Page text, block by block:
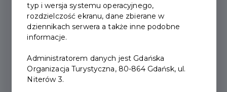
System FALA i Karta
Mieszkańca – wszystko, co
musisz wiedzieć
typ i wersja systemu operacyjnego,
rozdzielczość ekranu, dane zbierane w
dziennikach serwera a także inne podobne
informacje.
Administratorem danych jest Gdańska
Organizacja Turystyczna, 80-864 Gdańsk, ul.
Niterów 3.